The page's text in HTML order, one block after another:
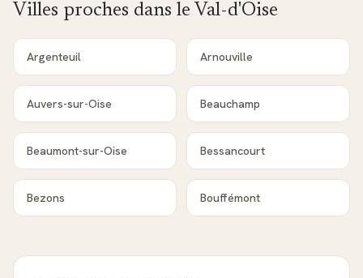
Villes proches dans le Val-d'Oise
Argenteuil Arnouville
Auvers-sur-Oise Beauchamp
Beaumont-sur-Oise Bessancourt
Bezons Bouffémont